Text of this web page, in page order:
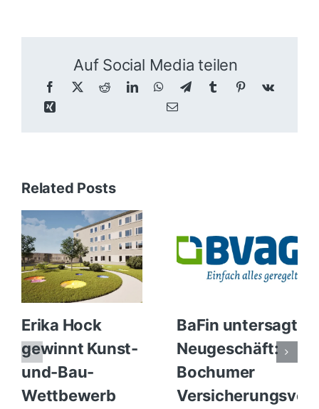
Auf Social Media teilen
Related Posts
Erika Hock
gewinnt Kunst-
und-Bau-
Wettbewerb
BaFin untersagt
Neugeschäft:
Bochumer